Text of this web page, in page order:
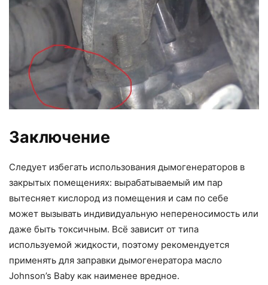
Заключение
Следует избегать использования дымогенераторов в
закрытых помещениях: вырабатываемый им пар
вытесняет кислород из помещения и сам по себе
может вызывать индивидуальную непереносимость или
даже быть токсичным. Всё зависит от типа
используемой жидкости, поэтому рекомендуется
применять для заправки дымогенератора масло
Johnson’s Baby как наименее вредное.